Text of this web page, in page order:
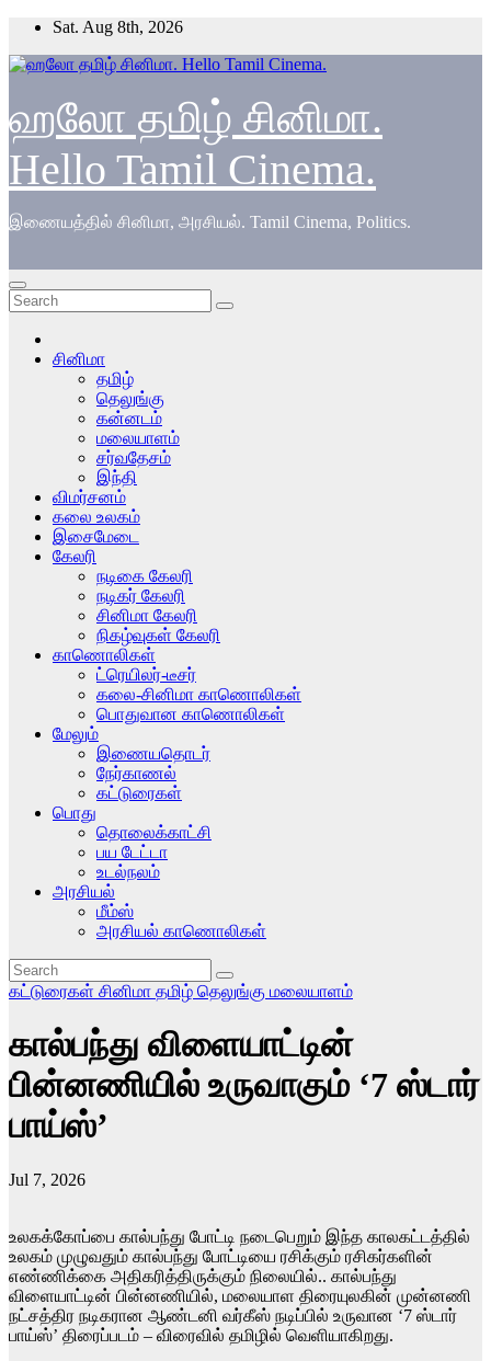
Skip
content
Sat. Aug 8th, 2026
ஹலோ தமிழ் சினிமா.
Hello Tamil Cinema.
இணையத்தில் சினிமா, அரசியல். Tamil Cinema, Politics.
சினிமா
தமிழ்
தெலுங்கு
கன்னடம்
மலையாளம்
சர்வதேசம்
இந்தி
விமர்சனம்
கலை உலகம்
இசைமேடை
கேலரி
நடிகை கேலரி
நடிகர் கேலரி
சினிமா கேலரி
நிகழ்வுகள் கேலரி
காணொலிகள்
ட்ரெயிலர்-டீசர்
கலை-சினிமா காணொலிகள்
பொதுவான காணொலிகள்
மேலும்
இணையதொடர்
நேர்காணல்
கட்டுரைகள்
பொது
தொலைக்காட்சி
பய டேட்டா
உடல்நலம்
அரசியல்
மீம்ஸ்
அரசியல் காணொலிகள்
கட்டுரைகள் சினிமா தமிழ் தெலுங்கு மலையாளம்
கால்பந்து விளையாட்டின்
பின்னணியில் உருவாகும் ‘7 ஸ்டார்
பாய்ஸ்’
Jul 7, 2026
உலகக்கோப்பை கால்பந்து போட்டி நடைபெறும் இந்த காலகட்டத்தில்
உலகம் முழுவதும் கால்பந்து போட்டியை ரசிக்கும் ரசிகர்களின்
எண்ணிக்கை அதிகரித்திருக்கும் நிலையில்.. கால்பந்து
விளையாட்டின் பின்னணியில், மலையாள திரையுலகின் முன்னணி
நட்சத்திர நடிகரான ஆண்டனி வர்கீஸ் நடிப்பில் உருவான ‘7 ஸ்டார்
பாய்ஸ்’ திரைப்படம் – விரைவில் தமிழில் வெளியாகிறது.